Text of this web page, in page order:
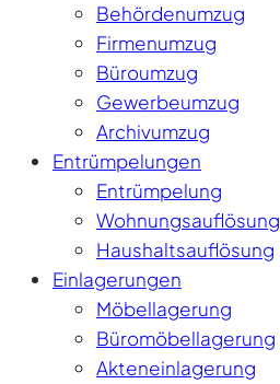
Behördenumzug
Firmenumzug
Büroumzug
Gewerbeumzug
Archivumzug
Entrümpelungen
Entrümpelung
Wohnungsauflösung
Haushaltsauflösung
Einlagerungen
Möbellagerung
Büromöbellagerung
Akteneinlagerung